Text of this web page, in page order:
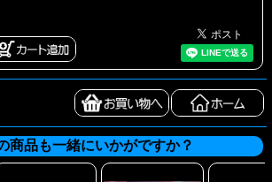
商品も一緒にいかがですか？